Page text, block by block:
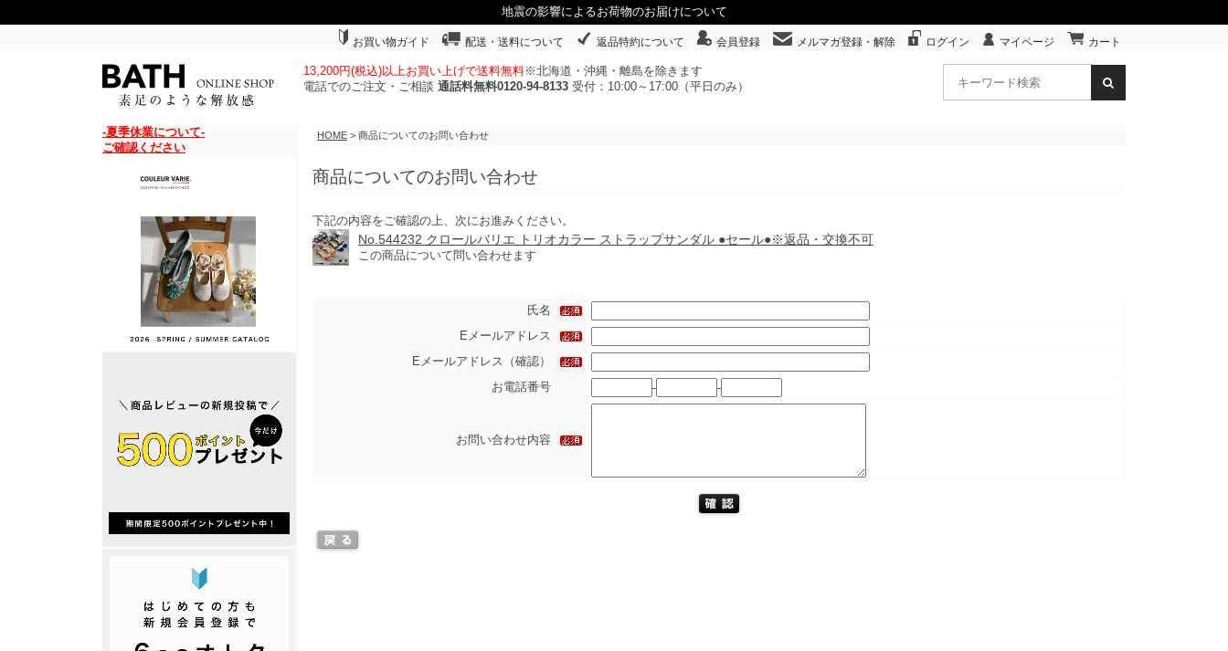
地震の影響によるお荷物のお届けについて
お買い物ガイド 配送・送料について 返品特約について 会員登録 メルマガ登録・解除 ログイン マイページ カート
13,200円(税込)以上お買い上げで送料無料※北海道・沖縄・離島を除きます
電話でのご注文・ご相談 通話料無料0120-94-8133 受付：10:00～17:00（平日のみ）
-夏季休業について-
ご確認ください
HOME > 商品についてのお問い合わせ
商品についてのお問い合わせ
下記の内容をご確認の上、次にお進みください。
No.544232 クロールバリエ トリオカラー ストラップサンダル ●セール●※返品・交換不可
この商品について問い合わせます
氏名
Eメールアドレス
Eメールアドレス（確認）
お電話番号
- -
お問い合わせ内容